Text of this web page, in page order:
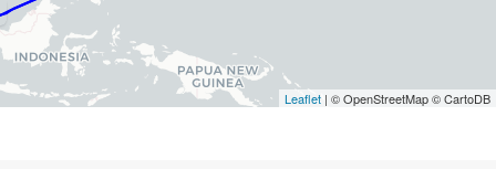
Leaflet | © OpenStreetMap © CartoDB